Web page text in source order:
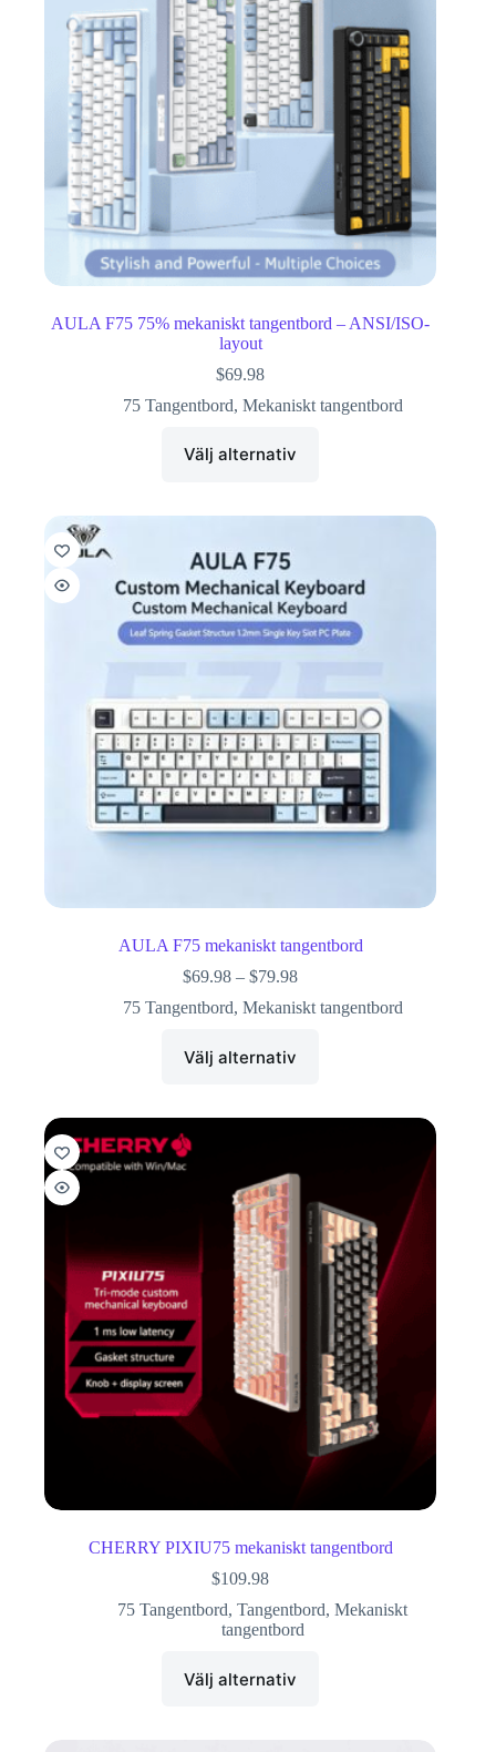
AULA F75 75% mekaniskt tangentbord – ANSI/ISO-
layout
$69.98
75 Tangentbord, Mekaniskt tangentbord
Välj alternativ
AULA F75 mekaniskt tangentbord
$69.98 – $79.98
75 Tangentbord, Mekaniskt tangentbord
Välj alternativ
CHERRY PIXIU75 mekaniskt tangentbord
$109.98
75 Tangentbord,Tangentbord,Mekaniskt
tangentbord
Välj alternativ